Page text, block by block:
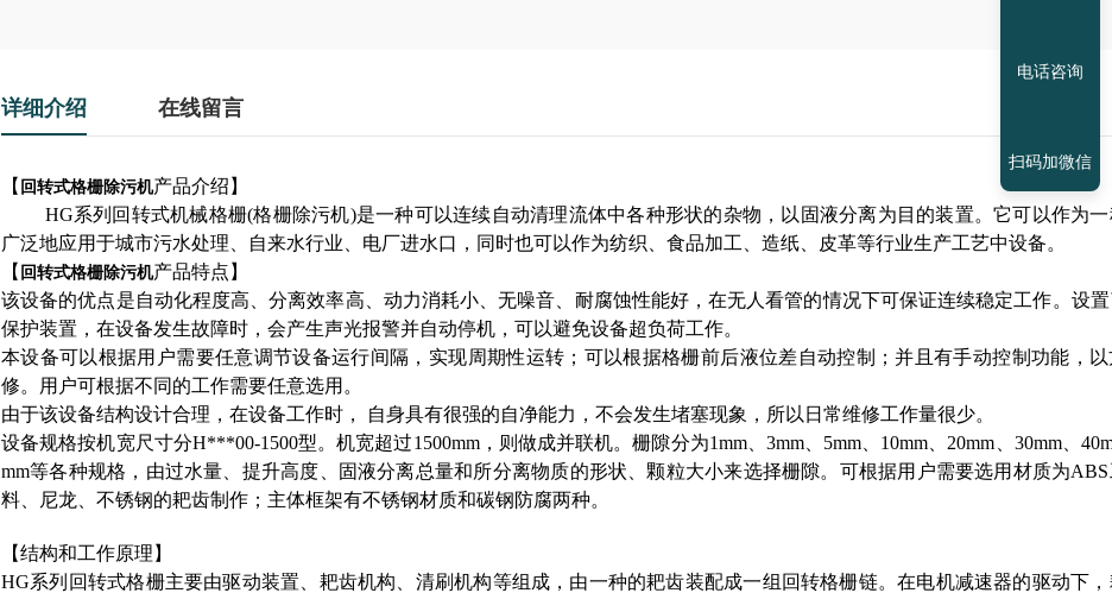
详细介绍 在线留言
【 回转式格栅除污机产品介绍】
HG系列回转式机械格栅(格栅除污机)是一种可以连续自动清理流体中各种形状的杂物，以固液分离为目的装置。它可以作为一
广泛地应用于城市污水处理、自来水行业、电厂进水口，同时也可以作为纺织、食品加工、造纸、皮革等行业生产工艺中设备。
【 回转式格栅除污机产品特点】
该设备的优点是自动化程度高、分离效率高、动力消耗小、无噪音、耐腐蚀性能好，在无人看管的情况下可保证连续稳定工作。设
保护装置，在设备发生故障时，会产生声光报警并自动停机，可以避免设备超负荷工作。
本设备可以根据用户需要任意调节设备运行间隔，实现周期性运转；可以根据格栅前后液位差自动控制；并且有手动控制功能，
修。用户可根据不同的工作需要任意选用。
由于该设备结构设计合理，在设备工作时， 自身具有很强的自净能力，不会发生堵塞现象，所以日常维修工作量很少。
设备规格按机宽尺寸分H***00-1500型。机宽超过1500mm，则做成并联机。栅隙分为1mm、3mm、5mm、10mm、20mm、30mm、
mm等各种规格，由过水量、提升高度、固液分离总量和所分离物质的形状、颗粒大小来选择栅隙。可根据用户需要选用材质为
料、尼龙、不锈钢的耙齿制作；主体框架有不锈钢材质和碳钢防腐两种。
【结构和工作原理】
HG系列回转式格栅主要由驱动装置、耙齿机构、清刷机构等组成，由一种的耙齿装配成一组回转格栅链。在电机减速器的驱动下
电话咨询
扫码加微信